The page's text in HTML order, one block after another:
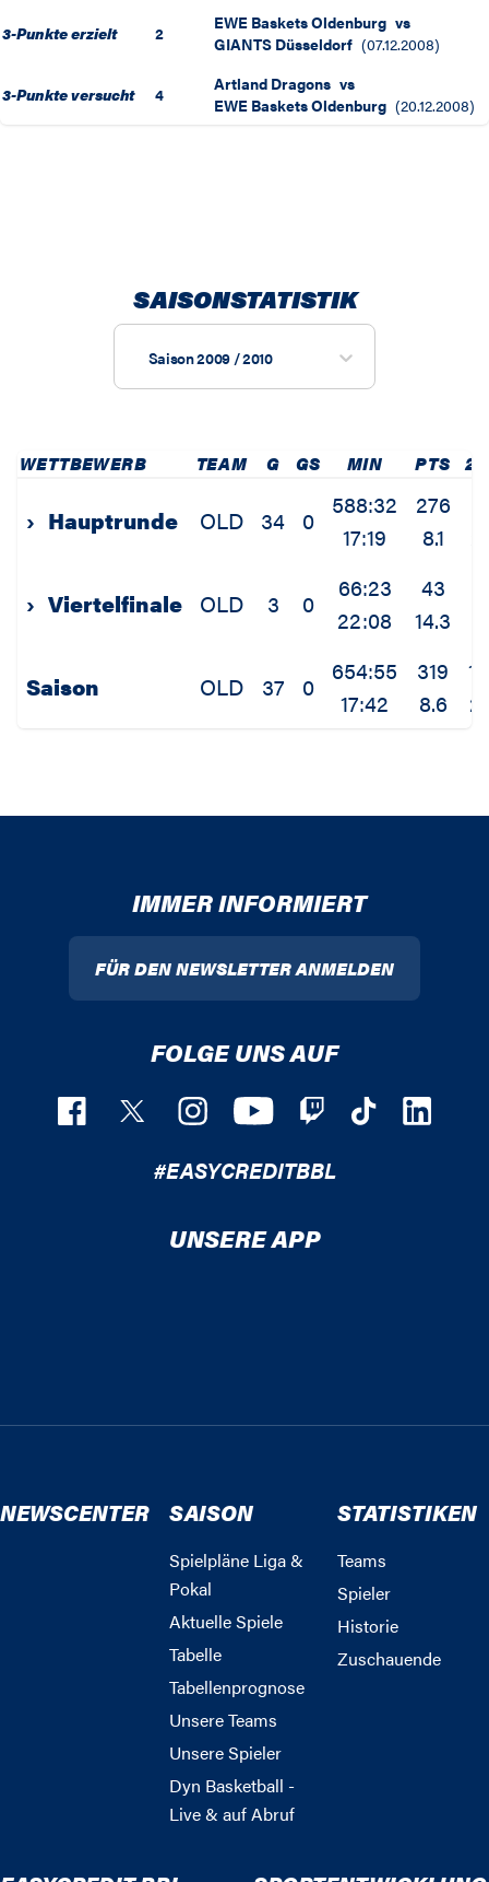
3-Punkte erzielt 2 EWE Baskets Oldenburg vs
GIANTS Düsseldorf (07.12.2008)
3-Punkte versucht 4 Artland Dragons vs
EWE Baskets Oldenburg (20.12.2008)
SAISONSTATISTIK
Saison 2009 / 2010
WETTBEWERB TEAM G GS MIN PTS
› Hauptrunde OLD 34 0
588:32
17:19
276
8.1
› Viertelfinale OLD 3 0
66:23
22:08
43
14.3
Saison OLD 37 0
654:55
17:42
319
8.6
IMMER INFORMIERT
FÜR DEN NEWSLETTER ANMELDEN
FOLGE UNS AUF
#EASYCREDITBBL
UNSERE APP
NEWSCENTER SAISON
Spielpläne Liga &
Pokal
Aktuelle Spiele
Tabelle
Tabellenprognose
Unsere Teams
Unsere Spieler
Dyn Basketball -
Live & auf Abruf
STATISTIKEN
Teams
Spieler
Historie
Zuschauende